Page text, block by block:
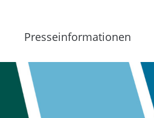
Presseinformationen